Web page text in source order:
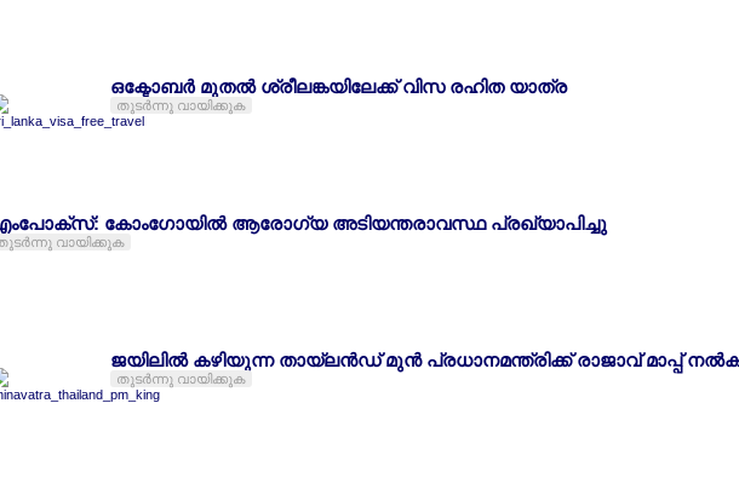
ഒക്ടോബര്‍ മുതല്‍ ശ്രീലങ്കയിലേക്ക് വിസ രഹിത യാത്ര
തുടര്‍ന്നു വായിക്കുക
കോംഗോയില്‍ ആരോഗ്യ അടിയന്തരാവസ്ഥ പ്രഖ്യാപിച്ചു
വായിക്കുക
ജയിലില്‍ കഴിയുന്ന തായ്ലന്‍ഡ് മുന്‍ പ്രധാനമന്ത്രിക്ക് രാജാവ് മാപ്പ്
തുടര്‍ന്നു വായിക്കുക